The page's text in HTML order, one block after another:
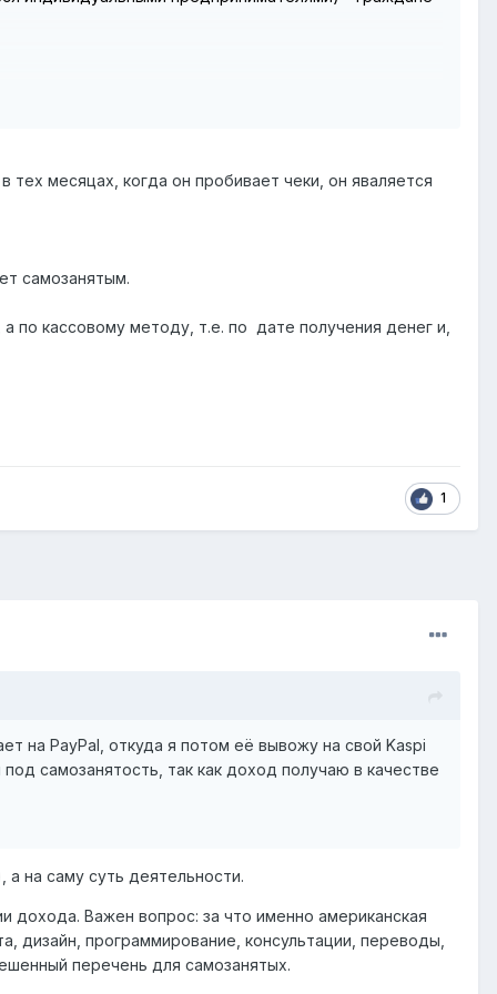
показателя, действующего на 1 января
месяцах, когда он пробивает чеки, он яваляется
самозанятым.
по кассовому методу, т.е. по дате получения денег и,
1
на PayPal, откуда я потом её вывожу на свой Kaspi
самозанятость, так как доход получаю в качестве
на саму суть деятельности.
дохода. Важен вопрос: за что именно американская
дизайн, программирование, консультации, переводы,
перечень для самозанятых.